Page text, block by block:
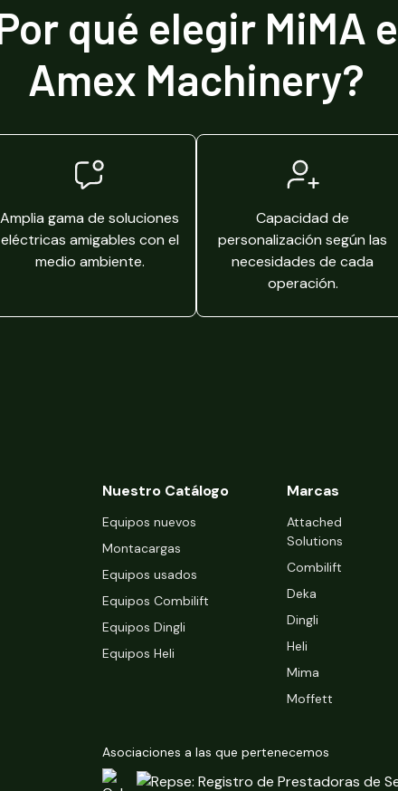
qué elegir MiMA
Amex Machinery?
Amplia gama de soluciones
eléctricas amigables con el
medio ambiente.
Capacidad de
personalización según las
necesidades de cada
operación.
Nuestro Catálogo
Equipos nuevos
Montacargas
Equipos usados
Equipos Combilift
Equipos Dingli
Equipos Heli
Marcas
Attached
Solutions
Combilift
Deka
Dingli
Heli
Mima
Moffett
Asociaciones a las que pertenecemos